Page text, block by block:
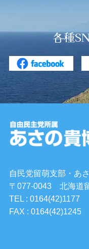
各種
自民党留萌支部・あ
〒077-0043 北海道
TEL : 0164(42)1177
FAX : 0164(42)1245